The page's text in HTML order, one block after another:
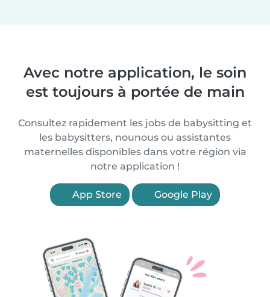
Avec notre application, le soin
est toujours à portée de main
Consultez rapidement les jobs de babysitting et
les babysitters, nounous ou assistantes
maternelles disponibles dans votre région via
notre application !
App Store Google Play